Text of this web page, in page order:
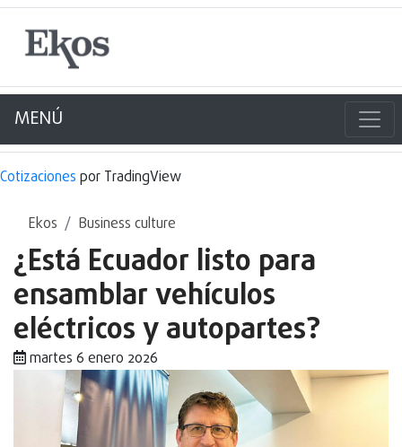
MENÚ
Cotizaciones por TradingView
Ekos Business culture
¿Está Ecuador listo para
ensamblar vehículos
eléctricos y autopartes?
martes 6 enero 2026